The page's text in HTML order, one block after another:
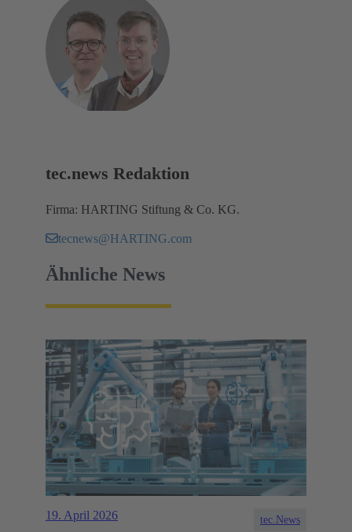
tec.news Redaktion
Firma: HARTING Stiftung & Co. KG.
tecnews@HARTING.com
Ähnliche News
19. April 2026 tec.News